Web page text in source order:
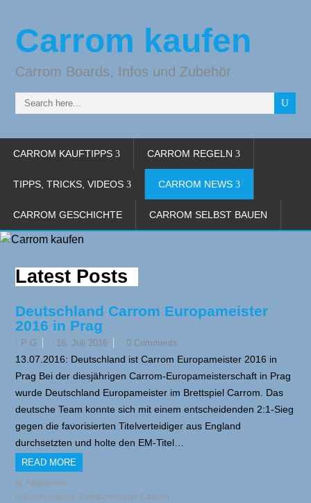
Carrom kaufen
Carrom Boards, Infos und Zubehör
CARROM KAUFTIPPS CARROM REGELN
TIPPS, TRICKS, VIDEOS CARROM NEWS
CARROM GESCHICHTE CARROM SELBST BAUEN
Latest Posts
Deutschland Carrom Europameister
2016 in Prag
P G 16. Juli 2016 0 Comments
13.07.2016: Deutschland ist Carrom Europameister 2016 in
Prag Bei der diesjährigen Carrom-Europameisterschaft in Prag
wurde Deutschland Europameister im Brettspiel Carrom. Das
deutsche Team konnte sich mit einem entscheidenden 2:1-Sieg
gegen die favorisierten Titelverteidiger aus England
durchsetzten und holte den EM-Titel…
READ MORE
Allgemein
Deutschland
Europameister Carrom